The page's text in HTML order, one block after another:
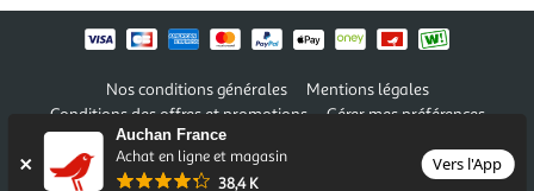
Auchan France
Achat en ligne et magasin
38,4 K
Vers l'App
Nos conditions générales
Mentions légales
Conditions des offres et promotions
Gérer mes préférences
Politique de confidentialité